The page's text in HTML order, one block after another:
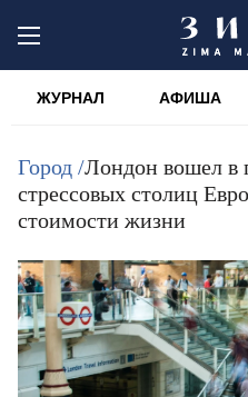
ЖУРНАЛ АФИША
Город /Лондон вошел в
стрессовых столиц
стоимости жизни